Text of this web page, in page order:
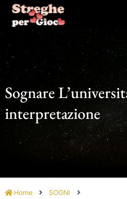
contenuto
Sognare
interpretazione
Home
SOGNI